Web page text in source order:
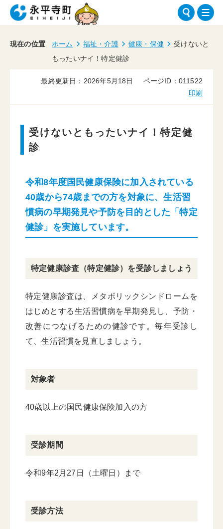
現在の位置 ホーム 福祉・介護 健康・保健
受けないと
もったいナイ！特定健診
最終更新日：2026年5月18日
ページID：011522
印刷
受けないともったいナイ！特定健
診
令和8年度国民健康保険に加入されている
40歳から74歳までの方を対象に、生活習
慣病の早期発見や予防を目的とした「特定
健診」を実施しています。
特定健康診査（特定健診）を受診しましょう
特定健康診査は、メタボリックシンドロームを
はじめとする生活習慣病を早期発見し、予防・
改善につなげるための健診です。毎年受診し
て、生活習慣を見直しましょう。
対象者
40歳以上の国民健康保険加入の方
受診期間
令和9年2月27日（土曜日）まで
受診方法